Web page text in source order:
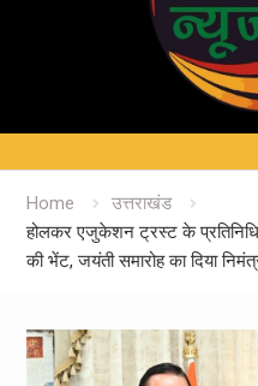
Home
उत्तराखंड
होलकर एजुकेशन ट्रस्ट के
की भेंट, जयंती समारोह का दिया